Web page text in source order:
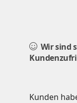
Wir sind
Kunden